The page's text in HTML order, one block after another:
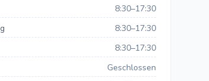
8:30–17:30
8:30–17:30
8:30–17:30
Geschlossen